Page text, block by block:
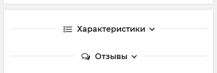
Характеристики
Отзывы